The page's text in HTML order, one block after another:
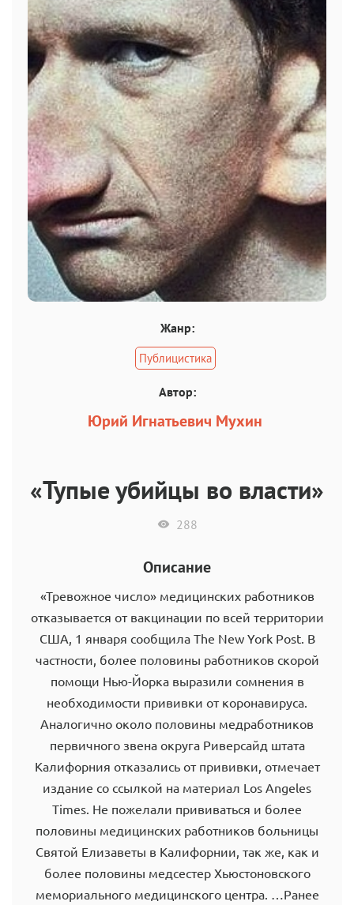
Жанр:
Публицистика
Автор:
Юрий Игнатьевич Мухин
«Тупые убийцы во власти»
288
Описание
«Тревожное число» медицинских работников
отказывается от вакцинации по всей территории
США, 1 января сообщила The New York Post. В
частности, более половины работников скорой
помощи Нью-Йорка выразили сомнения в
необходимости прививки от коронавируса.
Аналогично около половины медработников
первичного звена округа Риверсайд штата
Калифорния отказались от прививки, отмечает
издание со ссылкой на материал Los Angeles
Times. Не пожелали прививаться и более
половины медицинских работников больницы
Святой Елизаветы в Калифорнии, так же, как и
более половины медсестер Хьюстоновского
мемориального медицинского центра. …Ранее